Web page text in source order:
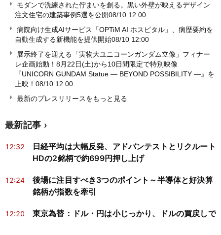
モダンで洗練された佇まいを創る。黒い外壁が映えるデザイン
注文住宅の建築事例5選を公開08/10 12:00
病院向け生成AIサービス「OPTiM AI ホスピタル」、病歴要約を
自動生成する新機能を提供開始08/10 12:00
展示終了を迎える「実物大ユニコーンガンダム立像」フィナー
レ企画始動！8月22日(土)から10日間限定で特別映像
『UNICORN GUNDAM Statue ― BEYOND POSSIBILITY ―』を
上映！ 08/10 12:00
最新のプレスリリースをもっと見る
最新記事
12:32
日経平均は大幅反発、アドバンテストとリクルート
HDの2銘柄で約699円押し上げ
12:24
後場に注目すべき3つのポイント～半導体と好決算
銘柄が指数を牽引
12:20 東京為替：ドル・円は小じっかり、ドルの買戻しで